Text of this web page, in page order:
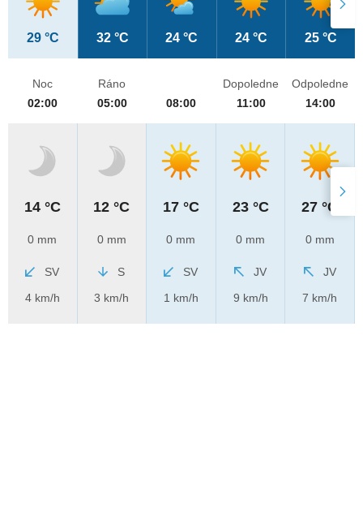
29 °C 32 °C 24 °C 24 °C 25 °C
Noc
02:00
14 °C
0 mm
SV
4 km/h
Ráno
05:00
12 °C
0 mm
S
3 km/h
08:00
17 °C
0 mm
SV
1 km/h
Dopoledne
11:00
23 °C
0 mm
JV
9 km/h
Odpoledne
14:00
27 °C
0 mm
JV
7 km/h